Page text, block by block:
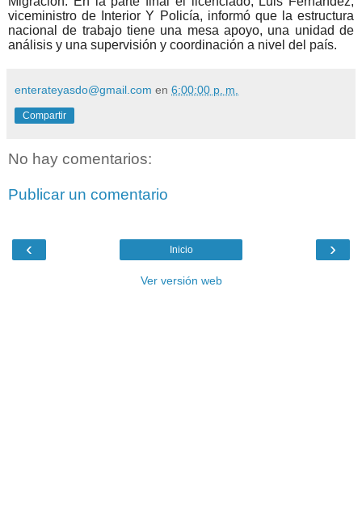
viceministro de Interior Y Policía, informó que la estructura
nacional de trabajo tiene una mesa apoyo, una unidad de
análisis y una supervisión y coordinación a nivel del país.
enterateyasdo@gmail.com en 6:00:00 p. m.
Compartir
No hay comentarios:
Publicar un comentario
‹ ›
Inicio
Ver versión web